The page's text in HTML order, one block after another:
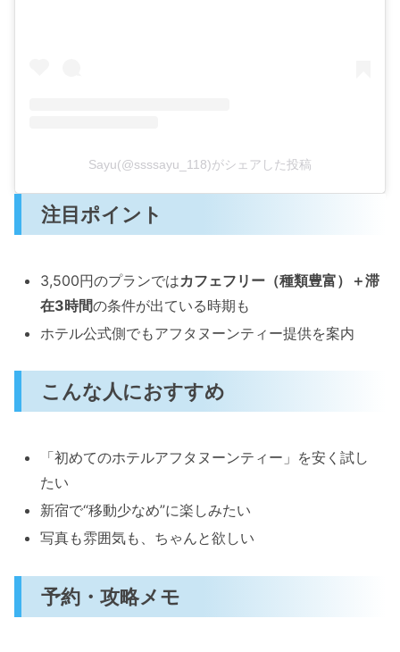
Sayu(@ssssayu_118)がシェアした投稿
注目ポイント
3,500円のプランではカフェフリー（種類豊富）＋滞
在3時間の条件が出ている時期も
ホテル公式側でもアフタヌーンティー提供を案内
こんな人におすすめ
「初めてのホテルアフタヌーンティー」を安く試し
たい
新宿で“移動少なめ”に楽しみたい
写真も雰囲気も、ちゃんと欲しい
予約・攻略メモ